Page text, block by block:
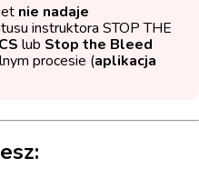
nie nadaje
instruktora STOP THE
lub Stop the Bleed
procesie (aplikacja